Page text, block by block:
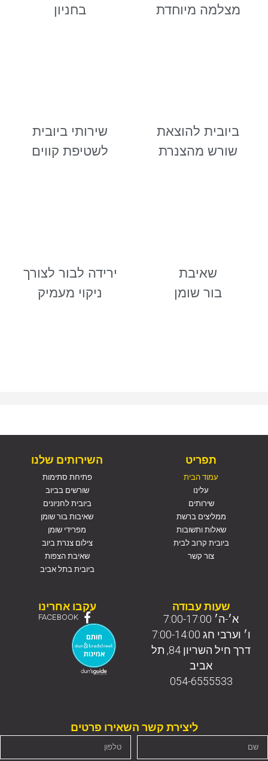
מצלמה מיוחדת
בחניון
ביובית להוצאת
שורש מהצנרת
שירותי ביובית
לשטיפת קווים
שאיבת
בור שומן
ירידה לבור לצורך
ניקוי מעמיק
תפריט
עמוד הבית
עלינו
שירותים
ממליצים ברשת
שאלות ותשובות
ביובית קרוב לבית
צור קשר
השירותים שלנו
פתיחת סתימות
שורשים בביוב
ביובית לחניונים
שאיבות בור שומן
מפרידי שומן
צילום צנרת ביוב
שאיבת הצפות
ביובית בתל אביב
שעות עבודה
א׳-ה׳ 7:00-17:00
ו׳ וערבי חג 7:00-14:00
דרך חיל השריון 84, תל
אביב
054-6555533
עקבו אחרינו
FACEBOOK
ליצירת קשר השאירו פרטים